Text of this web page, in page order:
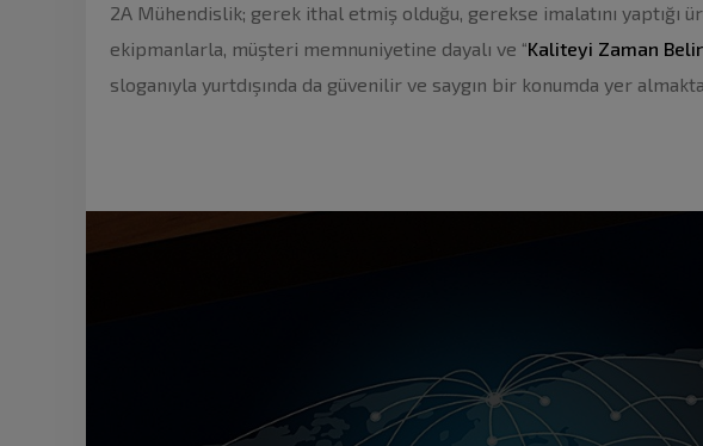
2A Mühendislik; gerek ithal etmiş olduğu, gerekse imalatını yaptığı
ekipmanlarla, müşteri memnuniyetine dayalı ve “Kaliteyi Zaman
sloganıyla yurtdışında da güvenilir ve saygın bir konumda yer